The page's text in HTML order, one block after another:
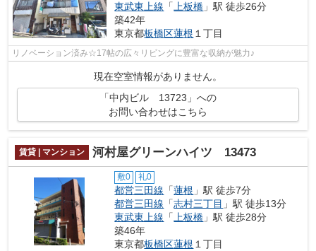
東武東上線 「 上板橋 」駅 徒歩26分
築42年
東京都板橋区蓮根 １丁目
リノベーション済み☆17帖の広々リビングに豊富な収納が魅力♪
現在空室情報がありません。
「中内ビル 13723」への
お問い合わせはこちら
賃貸 | マンション 河村屋グリーンハイツ 13473
敷0 礼0
都営三田線 「蓮根 」駅 徒歩7分
都営三田線 「志村三丁目 」駅 徒歩13分
東武東上線 「上板橋 」駅 徒歩28分
築46年
東京都板橋区蓮根 １丁目